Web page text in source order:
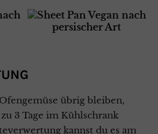
übrig bleiben,
3 Tage im Kühlschrank
kannst du es am